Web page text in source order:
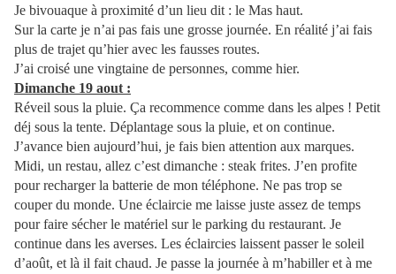
Je bivouaque à proximité d’un lieu dit : le Mas haut.
Sur la carte je n’ai pas fais une grosse journée. En réalité j’ai fais
plus de trajet qu’hier avec les fausses routes.
J’ai croisé une vingtaine de personnes, comme hier.
Dimanche 19 aout :
Réveil sous la pluie. Ça recommence comme dans les alpes ! Petit
déj sous la tente. Déplantage sous la pluie, et on continue.
J’avance bien aujourd’hui, je fais bien attention aux marques.
Midi, un restau, allez c’est dimanche : steak frites. J’en profite
pour recharger la batterie de mon téléphone. Ne pas trop se
couper du monde. Une éclaircie me laisse juste assez de temps
pour faire sécher le matériel sur le parking du restaurant. Je
continue dans les averses. Les éclaircies laissent passer le soleil
d’août, et là il fait chaud. Je passe la journée à m’habiller et à me